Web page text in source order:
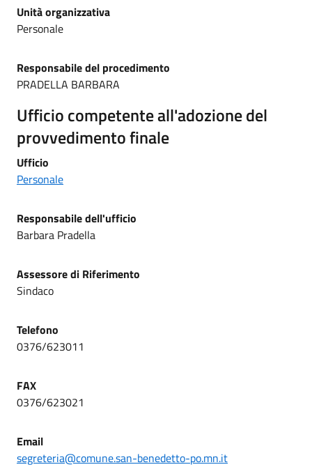
Unità organizzativa
Personale
Responsabile del procedimento
PRADELLA BARBARA
Ufficio competente all'adozione del
provvedimento finale
Ufficio
Personale
Responsabile dell'ufficio
Barbara Pradella
Assessore di Riferimento
Sindaco
Telefono
0376/623011
FAX
0376/623021
Email
segreteria@comune.san-benedetto-po.mn.it